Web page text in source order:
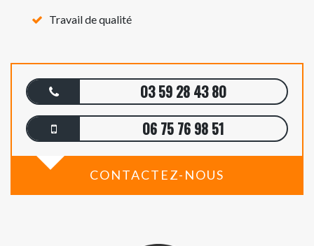
Travail de qualité
03 59 28 43 80
06 75 76 98 51
CONTACTEZ-NOUS